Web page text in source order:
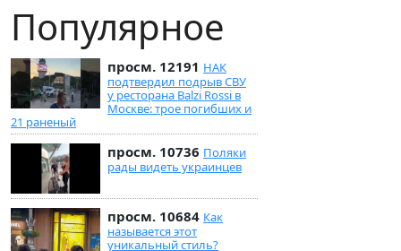
Популярное
просм. 12191 НАК
подтвердил подрыв СВУ
у ресторана Balzi Rossi в
Москве: трое погибших и
21 раненый
просм. 10736 Поляки
рады видеть украинцев
просм. 10684 Как
называется этот
уникальный стиль?